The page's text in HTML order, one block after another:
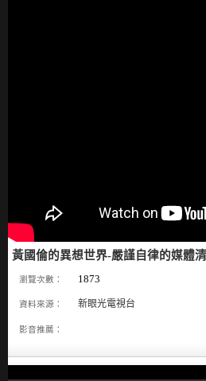
黃國倫的異想世界-嚴謹自律的媒體
瀏覽次數： 1873
資料來源： 新眼光電視台
影音推薦：